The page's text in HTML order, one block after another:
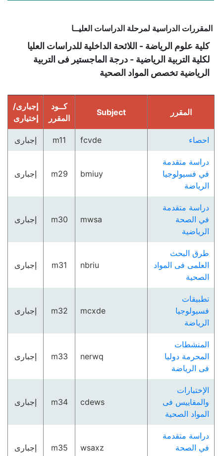
المقررات الدراسية لمرحلة الدراسات العليــا
كلية علوم الرياضة - اللائحة الداخلية للدراسات العليا
لكلية التربية الرياضية - درجة الماجستير فى التربية
الرياضية تخصص المواد الصحية
المقرر Subject
كــود
المقرر
إجبارى/
إختيارى
احصاء fcvde
m11 إجبارى
دراسة متقدمة
في فسيولوجيا
الرياضة
bmiuy
m29 إجبارى
دراسة متقدمة
في الصحة
الرياضية
mwsa
m30 إجبارى
طرق البحث
العلمى فى المواد
الصحية
nbriu
m31 إجبارى
تطبيقات
فسيولوجيا
الرياضة
mcxde
m32 إجبارى
المنشطات
المحرمة دوليا
فى الرياضة
nerwq
m33 إجبارى
الإختبارات
والمقاييس فى
المواد الصحية
cdews
m34 إجبارى
دراسة متقدمة
في الصحة
wsaxz
m35 إجبارى